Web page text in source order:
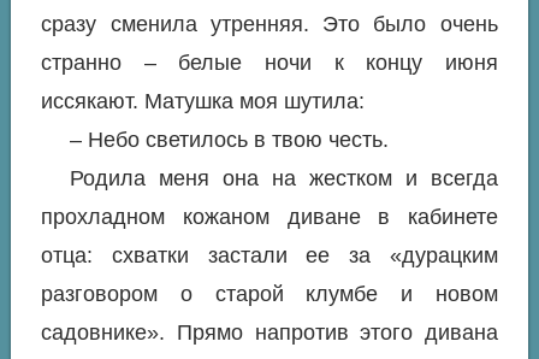
сразу сменила утренняя. Это было очень
странно – белые ночи к концу июня
иссякают. Матушка моя шутила:
– Небо светилось в твою честь.
Родила меня она на жестком и всегда
прохладном кожаном диване в кабинете
отца: схватки застали ее за «дурацким
разговором о старой клумбе и новом
садовнике». Прямо напротив этого дивана